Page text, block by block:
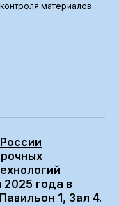
материалов.
2025 года в
1, Зал 4.